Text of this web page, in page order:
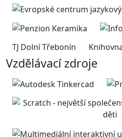
TJ Dolní Třebonín
Vzdělávací zdroje